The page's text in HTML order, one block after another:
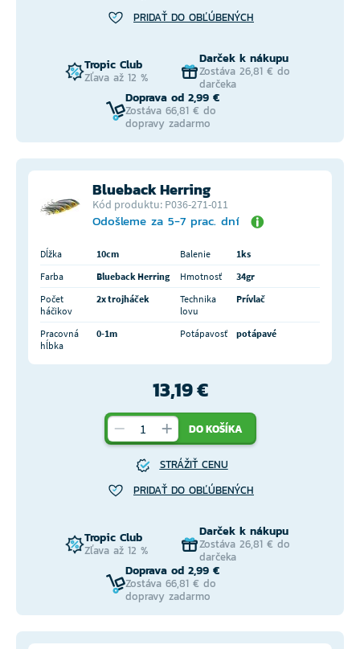
PRIDAŤ DO OBĽÚBENÝCH
Tropic Club
Zľava až 12 %
Darček k nákupu
Zostáva 26,81 € do
darčeka
Doprava od 2,99 €
Zostáva 66,81 € do
dopravy zadarmo
Blueback Herring
Kód produktu: P036-271-011
Odošleme za 5-7 prac. dní
Dĺžka 10cm Balenie
1ks
Farba
Blueback Herring Hmotnosť
34gr
Počet
háčikov
2x trojháček
Technika
lovu
Prívlač
Pracovná
hĺbka
0-1m Potápavosť potápavé
13,19 €
DO KOŠÍKA
STRÁŽIŤ CENU
PRIDAŤ DO OBĽÚBENÝCH
Tropic Club
Zľava až 12 %
Darček k nákupu
Zostáva 26,81 € do
darčeka
Doprava od 2,99 €
Zostáva 66,81 € do
dopravy zadarmo